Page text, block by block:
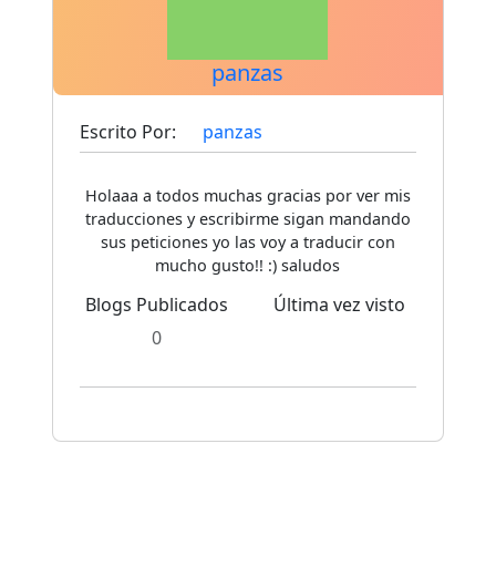
panzas
Escrito Por: panzas
Holaaa a todos muchas gracias por ver mis
traducciones y escribirme sigan mandando
sus peticiones yo las voy a traducir con
mucho gusto!! :) saludos
Blogs Publicados
0
Última vez visto